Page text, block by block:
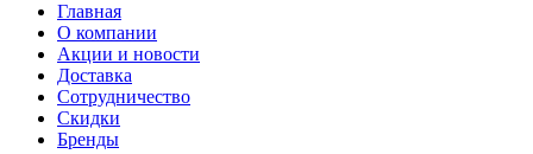
Главная
О компании
Акции и новости
Доставка
Сотрудничество
Скидки
Бренды